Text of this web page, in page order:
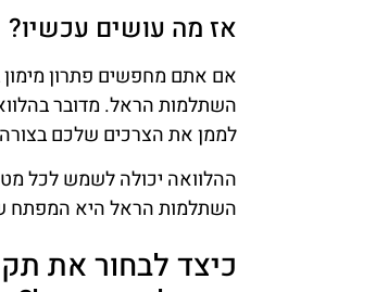
אז מה עושים עכשיו?
אם אתם מחפשים פתרון
השתלמות הראל. מדובר
לממן את הצרכים שלכם בצורה
ההלוואה יכולה לשמש לכל
השתלמות הראל היא המפתח
כיצד לבחור את